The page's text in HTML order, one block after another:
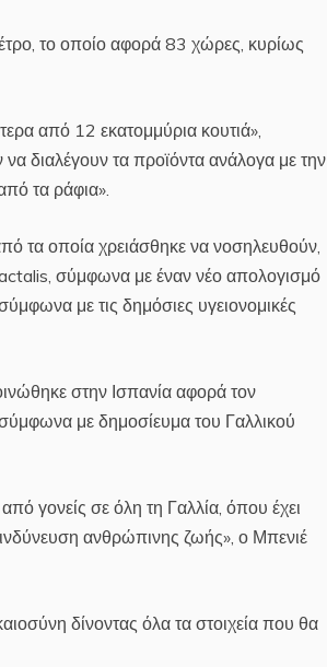
το οποίο αφορά 83 χώρες, κυρίως
από 12 εκατομμύρια κουτιά»,
να διαλέγουν τα προϊόντα ανάλογα με την
τα ράφια».
τα οποία χρειάσθηκε να νοσηλευθούν,
σύμφωνα με έναν νέο απολογισμό
με τις δημόσιες υγειονομικές
στην Ισπανία αφορά τον
με δημοσίευμα του Γαλλικού
γονείς σε όλη τη Γαλλία, όπου έχει
ανθρώπινης ζωής», ο Μπενιέ
δίνοντας όλα τα στοιχεία που θα